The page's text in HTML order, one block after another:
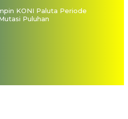
KONI Paluta Periode
Puluhan